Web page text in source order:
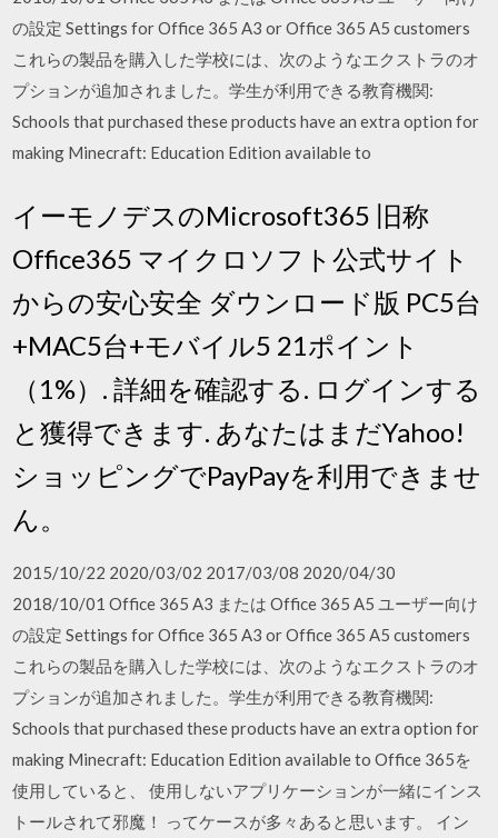
の設定 Settings for Office 365 A3 or Office 365 A5 customers
これらの製品を購入した学校には、次のようなエクストラのオ
プションが追加されました。学生が利用できる教育機関:
Schools that purchased these products have an extra option for
making Minecraft: Education Edition available to
イーモノデスのMicrosoft365 旧称
Office365 マイクロソフト公式サイト
からの安心安全 ダウンロード版 PC5台
+MAC5台+モバイル5 21ポイント
（1%）. 詳細を確認する. ログインする
と獲得できます. あなたはまだYahoo!
ショッピングでPayPayを利用できませ
ん。
2015/10/22 2020/03/02 2017/03/08 2020/04/30
2018/10/01 Office 365 A3 または Office 365 A5 ユーザー向け
の設定 Settings for Office 365 A3 or Office 365 A5 customers
これらの製品を購入した学校には、次のようなエクストラのオ
プションが追加されました。学生が利用できる教育機関:
Schools that purchased these products have an extra option for
making Minecraft: Education Edition available to Office 365を
使用していると、 使用しないアプリケーションが一緒にインス
トールされて邪魔！ ってケースが多々あると思います。 イン